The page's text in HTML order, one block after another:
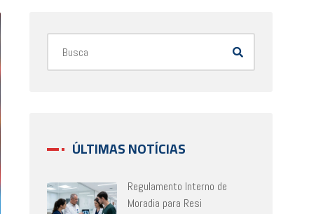
ÚLTIMAS NOTÍCIAS
Regulamento Interno de
Moradia para Resi